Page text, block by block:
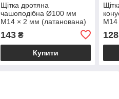
Щітка дротяна
чашоподібна Ø100 мм
М14 × 2 мм (латанована)
143₴
Купити
М14
128